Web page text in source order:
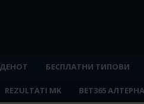
БЕСПЛАТНИ ТИПОВИ
REZULTATI MK BET365